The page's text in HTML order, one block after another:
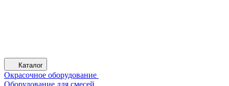
Каталог
Окрасочное оборудование
Оборудование для смесей